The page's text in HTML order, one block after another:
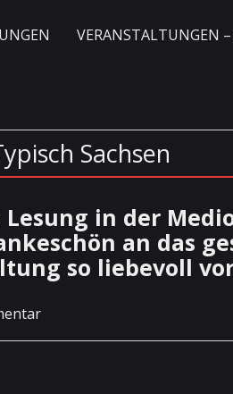
VERANSTALTUNGEN
Sachsen
Lesung in der
an das
so liebevoll